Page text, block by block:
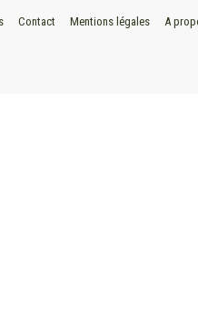
Contact Mentions légales A